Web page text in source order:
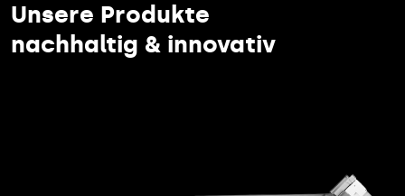
Unsere Produkte
nachhaltig & innovativ